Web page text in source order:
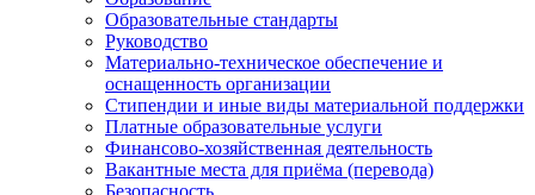
Образовательные стандарты
Руководство
Материально-техническое обеспечение и
оснащенность организации
Стипендии и иные виды материальной поддержки
Платные образовательные услуги
Финансово-хозяйственная деятельность
Вакантные места для приёма (перевода)
Безопасность